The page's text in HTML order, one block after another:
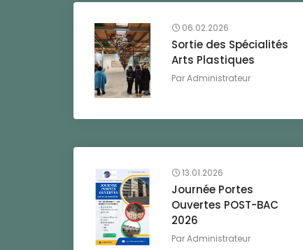
06.02.2026
Sortie des Spécialités
Arts Plastiques
ParAdministrateur
13.01.2026
Journée Portes
Ouvertes POST-BAC
2026
ParAdministrateur